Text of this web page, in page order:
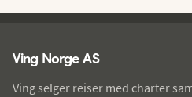
Ving Norge AS
Ving selger reiser med charter